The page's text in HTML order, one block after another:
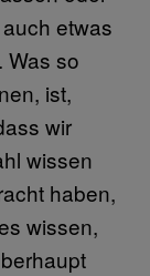
etwas
Was so
ist,
wir
wissen
haben,
wissen,